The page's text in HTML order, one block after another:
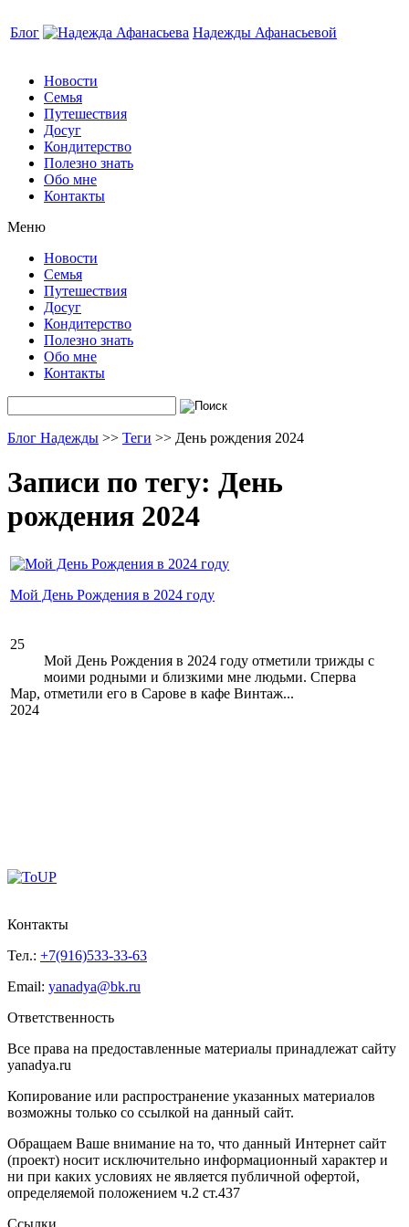
Блог Надежды Афанасьевой
Новости
Семья
Путешествия
Досуг
Кондитерство
Полезно знать
Обо мне
Контакты
Меню
Новости
Семья
Путешествия
Досуг
Кондитерство
Полезно знать
Обо мне
Контакты
Блог Надежды >> Теги >> День рождения 2024
Записи по тегу: День
рождения 2024
Мой День Рождения в 2024 году
25
Мой День Рождения в 2024 году отметили трижды с
моими родными и близкими мне людьми. Сперва
отметили его в Сарове в кафе Винтаж...
Мар,
2024
Контакты
Тел.: +7(916)533-33-63
Email: yanadya@bk.ru
Ответственность
Все права на предоставленные материалы принадлежат сайту
yanadya.ru
Копирование или распространение указанных материалов
возможны только со ссылкой на данный сайт.
Обращаем Ваше внимание на то, что данный Интернет сайт
(проект) носит исключительно информационный характер и
ни при каких условиях не является публичной офертой,
определяемой положением ч.2 ст.437
Ссылки